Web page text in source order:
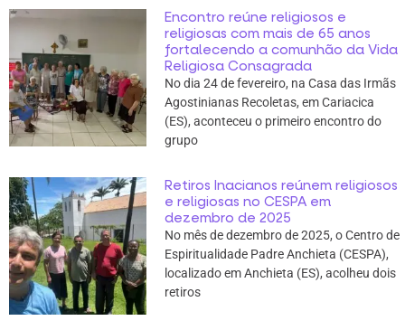
Encontro reúne religiosos e
religiosas com mais de 65 anos
fortalecendo a comunhão da Vida
Religiosa Consagrada
No dia 24 de fevereiro, na Casa das Irmãs
Agostinianas Recoletas, em Cariacica
(ES), aconteceu o primeiro encontro do
grupo
Retiros Inacianos reúnem religiosos
e religiosas no CESPA em
dezembro de 2025
No mês de dezembro de 2025, o Centro de
Espiritualidade Padre Anchieta (CESPA),
localizado em Anchieta (ES), acolheu dois
retiros